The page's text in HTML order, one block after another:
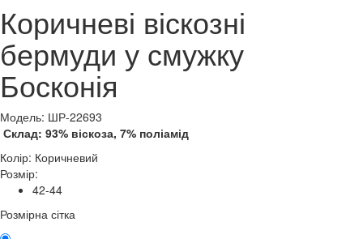
Коричневі віскозні
бермуди у смужку
Босконія
Модель: ШР-22693
Склад: 93% віскоза, 7% поліамід
Колір: Коричневий
Розмір:
42-44
Розмірна сітка